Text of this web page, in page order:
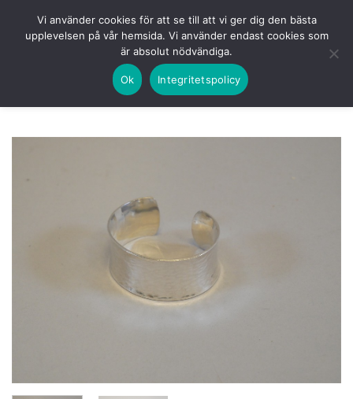
KOMMANDE LOGGA IN
Vi använder cookies för att se till att vi ger dig den bästa
upplevelsen på vår hemsida. Vi använder endast cookies som
är absolut nödvändiga.
Ok Integritetspolicy